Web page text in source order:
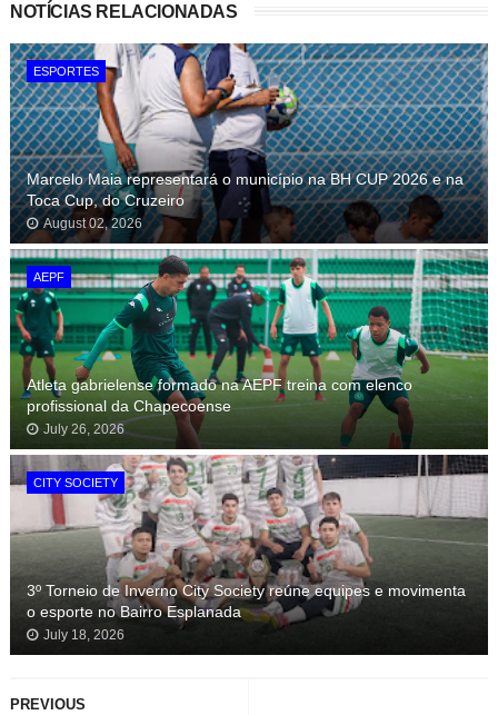
NOTÍCIAS RELACIONADAS
ESPORTES
Marcelo Maia representará o município na BH CUP 2026 e na
Toca Cup, do Cruzeiro
August 02, 2026
AEPF
Atleta gabrielense formado na AEPF treina com elenco
profissional da Chapecoense
July 26, 2026
CITY SOCIETY
3º Torneio de Inverno City Society reúne equipes e movimenta
o esporte no Bairro Esplanada
July 18, 2026
PREVIOUS